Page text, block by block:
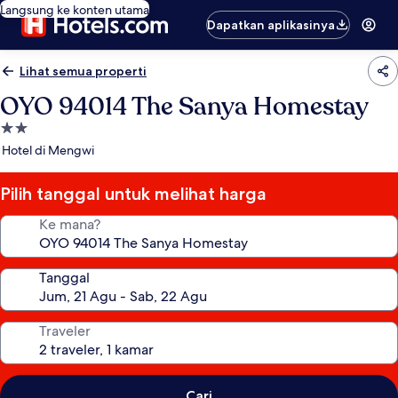
Langsung ke konten utama
Dapatkan aplikasinya
Lihat semua properti
OYO 94014 The Sanya Homestay
Properti
bintang
Hotel di Mengwi
Pilih tanggal untuk melihat harga
Ke mana?
Tanggal
Traveler